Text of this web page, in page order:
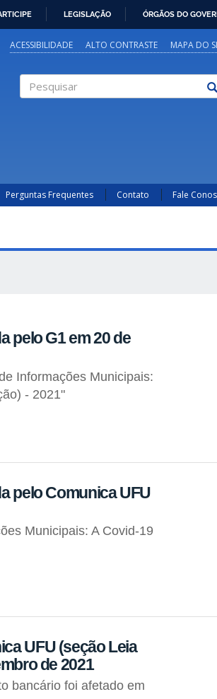
LEGISLAÇÃO ÓRGÃOS DO
ACESSIBILIDADE ALTO CONTRASTE MAPA DO
Perguntas Frequentes Contato Fale
pelo G1 em 20 de
Informações Municipais:
- 2021"
pelo Comunica UFU
Municipais: A Covid-19
UFU (seção Leia
de 2021
bancário foi afetado em